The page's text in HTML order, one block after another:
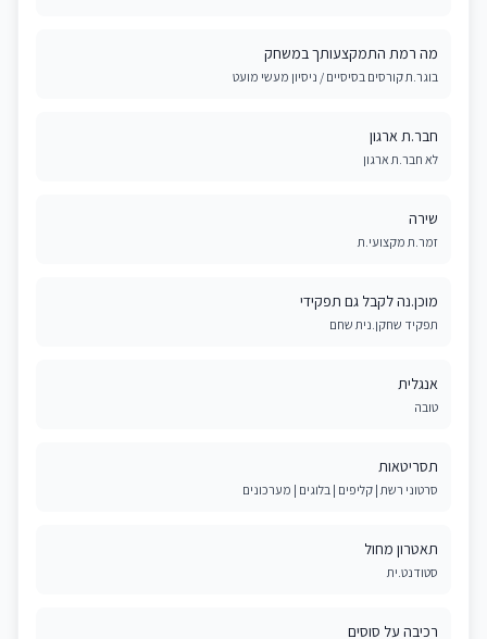
מה רמת התמקצעותך במשחק
בוגר.ת קורסים בסיסיים / ניסיון מעשי מועט
חבר.ת ארגון
לא חבר.ת ארגון
שירה
זמר.ת מקצועי.ת
מוכן.נה לקבל גם תפקידי
תפקיד שחקן.נית שחם
אנגלית
טובה
תסריטאות
סרטוני רשת | קליפים | בלוגים | מערכונים
תאטרון מחול
סטודנט.ית
רכיבה על סוסים